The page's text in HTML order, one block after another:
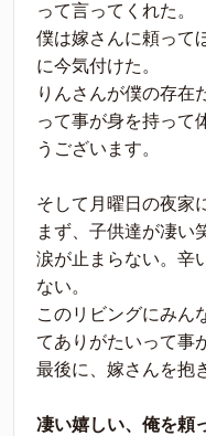
って言ってくれた。
僕は嫁さんに頼って
に今気付けた。
りんさんが僕の存在
って事が身を持って
うございます。
そして月曜日の夜家
まず、子供達が凄い
涙が止まらない。辛
ない。
このリビングにみん
てありがたいって事
最後に、嫁さんを抱
凄い嬉しい、俺を頼